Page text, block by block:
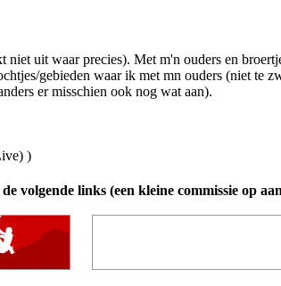
uit waar precies). Met m'n ouders en
gebieden waar ik met mn ouders (niet te
er misschien ook nog wat aan).
)
volgende links (een kleine commissie op